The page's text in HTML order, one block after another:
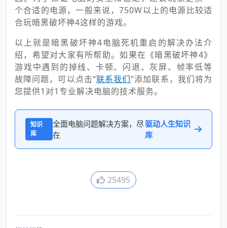
个合适的电源，一般来说，750W以上的电源比较适
合玩暗黑破坏神4这样的游戏。
以上就是暗黑破坏神4电脑死机重启的解决办法介
绍，希望对大家有所帮助。如果在《暗黑破坏神4》
游戏中遇到的掉线、卡顿、闪退、灰屏、帧率低等
故障问题，可以点击“联系我们”添加联系，我们将为
您提供1对1专业解决电脑的技术服务。
知识
库
全面电脑问题解决方案，尽
在
驱动人生知识
库
25495